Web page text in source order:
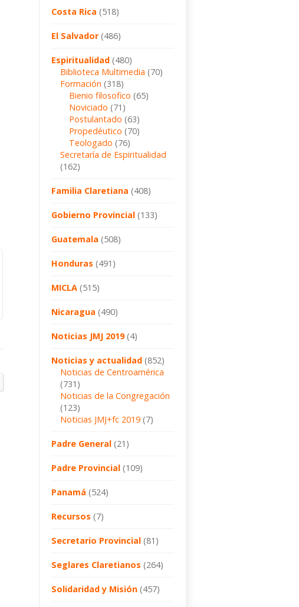
Costa Rica (518)
El Salvador(486)
Espiritualidad (480)
Biblioteca Multimedia (70)
Formación (318)
Bienio filosofico (65)
Noviciado (71)
Postulantado (63)
Propedéutico (70)
Teologado (76)
Secretaría de Espiritualidad
(162)
Familia Claretiana (408)
Gobierno Provincial (133)
Guatemala (508)
Honduras (491)
MICLA (515)
Nicaragua (490)
Noticias JMJ 2019(4)
Noticias y actualidad (852)
Noticias de Centroamérica
(731)
Noticias de la Congregación
(123)
Noticias JMJ+fc 2019 (7)
Padre General (21)
Padre Provincial (109)
Panamá (524)
Recursos (7)
Secretario Provincial (81)
Seglares Claretianos (264)
Solidaridad y Misión (457)